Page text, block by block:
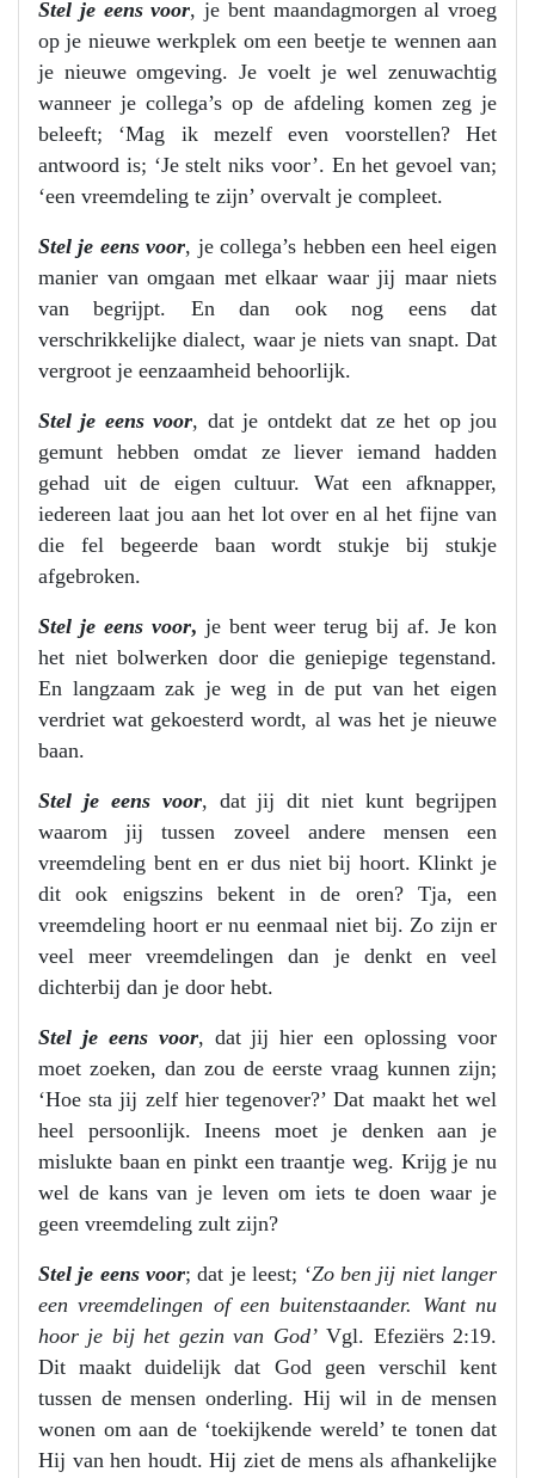
Stel je eens voor, je bent maandagmorgen al vroeg
op je nieuwe werkplek om een beetje te wennen aan
je nieuwe omgeving. Je voelt je wel zenuwachtig
wanneer je collega’s op de afdeling komen zeg je
beleeft; ‘Mag ik mezelf even voorstellen? Het
antwoord is; ‘Je stelt niks voor’. En het gevoel van;
‘een vreemdeling te zijn’ overvalt je compleet.
Stel je eens voor, je collega’s hebben een heel eigen
manier van omgaan met elkaar waar jij maar niets
van begrijpt. En dan ook nog eens dat
verschrikkelijke dialect, waar je niets van snapt. Dat
vergroot je eenzaamheid behoorlijk.
Stel je eens voor, dat je ontdekt dat ze het op jou
gemunt hebben omdat ze liever iemand hadden
gehad uit de eigen cultuur. Wat een afknapper,
iedereen laat jou aan het lot over en al het fijne van
die fel begeerde baan wordt stukje bij stukje
afgebroken.
Stel je eens voor, je bent weer terug bij af. Je kon
het niet bolwerken door die geniepige tegenstand.
En langzaam zak je weg in de put van het eigen
verdriet wat gekoesterd wordt, al was het je nieuwe
baan.
Stel je eens voor, dat jij dit niet kunt begrijpen
waarom jij tussen zoveel andere mensen een
vreemdeling bent en er dus niet bij hoort. Klinkt je
dit ook enigszins bekent in de oren? Tja, een
vreemdeling hoort er nu eenmaal niet bij. Zo zijn er
veel meer vreemdelingen dan je denkt en veel
dichterbij dan je door hebt.
Stel je eens voor, dat jij hier een oplossing voor
moet zoeken, dan zou de eerste vraag kunnen zijn;
‘Hoe sta jij zelf hier tegenover?’ Dat maakt het wel
heel persoonlijk. Ineens moet je denken aan je
mislukte baan en pinkt een traantje weg. Krijg je nu
wel de kans van je leven om iets te doen waar je
geen vreemdeling zult zijn?
Stel je eens voor; dat je leest; ‘Zo ben jij niet langer
een vreemdelingen of een buitenstaander. Want nu
hoor je bij het gezin van God’Vgl. Efeziërs 2:19.
Dit maakt duidelijk dat God geen verschil kent
tussen de mensen onderling. Hij wil in de mensen
wonen om aan de ‘toekijkende wereld’ te tonen dat
Hij van hen houdt. Hij ziet de mens als afhankelijke